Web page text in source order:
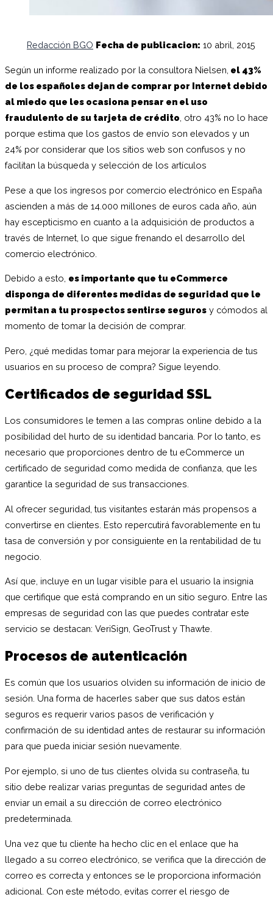
Redacción BGO Fecha de publicacion: 10 abril, 2015
Según un informe realizado por la consultora Nielsen, el 43%
de los españoles dejan de comprar por Internet debido
al miedo que les ocasiona pensar en el uso
fraudulento de su tarjeta de crédito , otro 43% no lo hace
porque estima que los gastos de envío son elevados y un
24% por considerar que los sitios web son confusos y no
facilitan la búsqueda y selección de los artículos
Pese a que los ingresos por comercio electrónico en España
ascienden a más de 14.000 millones de euros cada año, aún
hay escepticismo en cuanto a la adquisición de productos a
través de Internet, lo que sigue frenando el desarrollo del
comercio electrónico.
Debido a esto, es importante que tu eCommerce
disponga de diferentes medidas de seguridad que le
permitan a tu prospectos sentirse seguros y cómodos al
momento de tomar la decisión de comprar.
Pero, ¿qué medidas tomar para mejorar la experiencia de tus
usuarios en su proceso de compra? Sigue leyendo.
Certificados de seguridad SSL
Los consumidores le temen a las compras online debido a la
posibilidad del hurto de su identidad bancaria. Por lo tanto, es
necesario que proporciones dentro de tu eCommerce un
certificado de seguridad como medida de confianza, que les
garantice la seguridad de sus transacciones.
Al ofrecer seguridad, tus visitantes estarán más propensos a
convertirse en clientes. Esto repercutirá favorablemente en tu
tasa de conversión y por consiguiente en la rentabilidad de tu
negocio.
Así que, incluye en un lugar visible para el usuario la insignia
que certifique que está comprando en un sitio seguro. Entre las
empresas de seguridad con las que puedes contratar este
servicio se destacan: VeriSign, GeoTrust y Thawte.
Procesos de autenticación
Es común que los usuarios olviden su información de inicio de
sesión. Una forma de hacerles saber que sus datos están
seguros es requerir varios pasos de verificación y
confirmación de su identidad antes de restaurar su información
para que pueda iniciar sesión nuevamente.
Por ejemplo, si uno de tus clientes olvida su contraseña, tu
sitio debe realizar varias preguntas de seguridad antes de
enviar un email a su dirección de correo electrónico
predeterminada.
Una vez que tu cliente ha hecho clic en el enlace que ha
llegado a su correo electrónico, se verifica que la dirección de
correo es correcta y entonces se le proporciona información
adicional. Con este método, evitas correr el riesgo de